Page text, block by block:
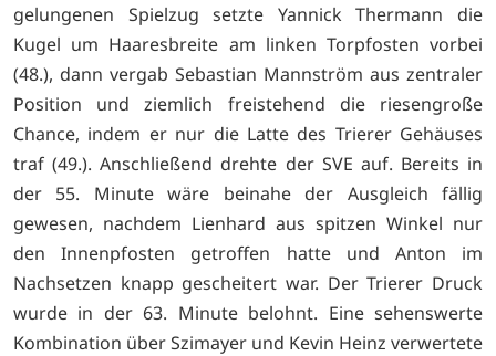
gelungenen Spielzug setzte Yannick Thermann die
Kugel um Haaresbreite am linken Torpfosten vorbei
(48.), dann vergab Sebastian Mannström aus zentraler
Position und ziemlich freistehend die riesengroße
Chance, indem er nur die Latte des Trierer Gehäuses
traf (49.). Anschließend drehte der SVE auf. Bereits in
der 55. Minute wäre beinahe der Ausgleich fällig
gewesen, nachdem Lienhard aus spitzen Winkel nur
den Innenpfosten getroffen hatte und Anton im
Nachsetzen knapp gescheitert war. Der Trierer Druck
wurde in der 63. Minute belohnt. Eine sehenswerte
Kombination über Szimayer und Kevin Heinz verwertete